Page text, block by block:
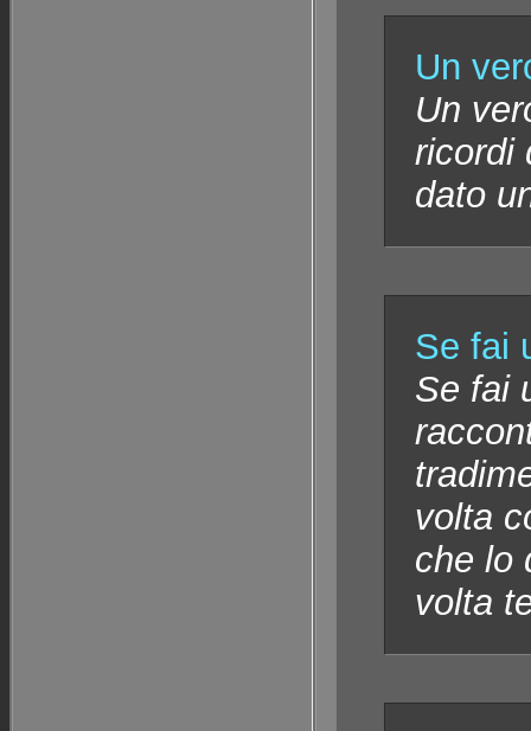
Un
Un
ricordi
dato
Se fai
Se fai
volta
che lo
volta